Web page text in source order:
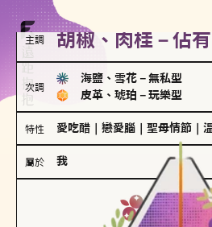
主調 胡椒、肉桂－佔
次調
海鹽、雪花 － 無私型
皮革、琥珀 － 玩樂型
特性 愛吃醋 戀愛腦 聖母情節
屬於 我
佔有型
胡椒、肉桂